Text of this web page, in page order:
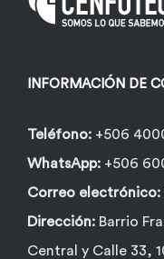
INFORMACIÓN DE
Teléfono: +506
WhatsApp: +506
Correo electrónico:
Dirección: Barrio
Central y Calle 33,